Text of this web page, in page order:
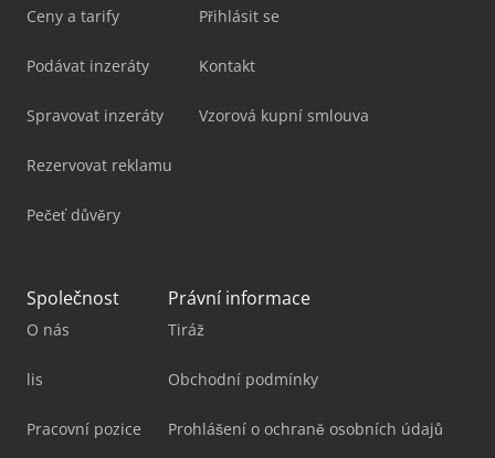
Ceny a tarify
Podávat inzeráty
Spravovat inzeráty
Rezervovat reklamu
Pečeť důvěry
Přihlásit se
Kontakt
Vzorová kupní smlouva
Společnost
O nás
lis
Pracovní pozice
Právní informace
Tiráž
Obchodní podmínky
Prohlášení o ochraně osobních údajů